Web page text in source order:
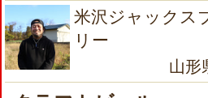
米沢ジャックス
リー
山形